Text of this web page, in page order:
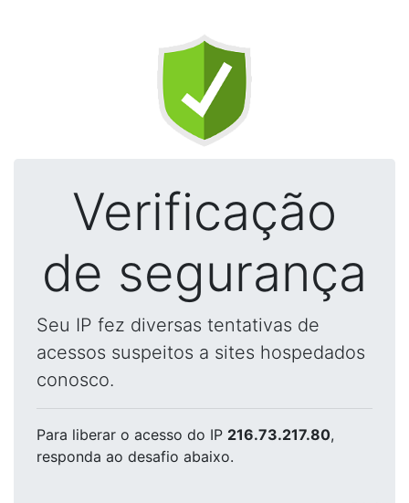
Verificação
de segurança
Seu IP fez diversas tentativas de
acessos suspeitos a sites hospedados
conosco.
Para liberar o acesso do IP 216.73.217.80,
responda ao desafio abaixo.